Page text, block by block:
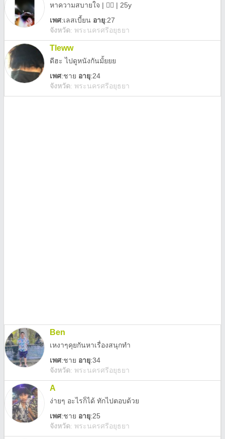
หาความสบายใจ | 🏳️‍🌈 | 25y
เพศ:เลสเบี้ยน อายุ:27
จังหวัด: พระนครศรีอยุธยา
Tleww
ดีฮะ ไปดูหนังกันมั้ยยย
เพศ:ชาย อายุ:24
จังหวัด: พระนครศรีอยุธยา
Ben
เหงาๆคุยกันหาเรื่องสนุกทำ
เพศ:ชาย อายุ:34
จังหวัด: พระนครศรีอยุธยา
A
ง่ายๆ อะไรก็ได้ ทักไปตอบด้วย
เพศ:ชาย อายุ:25
จังหวัด: พระนครศรีอยุธยา